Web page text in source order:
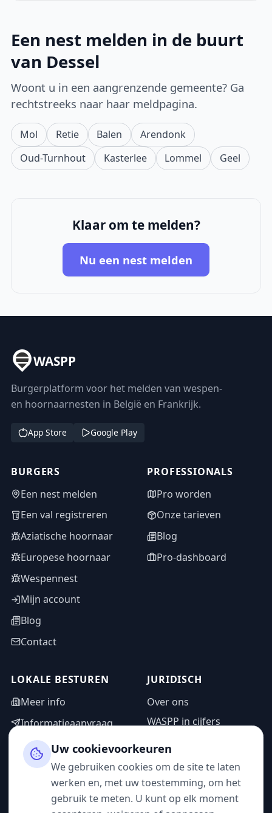
Een nest melden in de buurt
van Dessel
Woont u in een aangrenzende gemeente? Ga
rechtstreeks naar haar meldpagina.
Mol Retie Balen
Arendonk
Oud-Turnhout
Kasterlee Lommel Geel
Klaar om te melden?
Nu een nest melden
WASPP
Burgerplatform voor het melden van wespen-
en hoornaarnesten in België en Frankrijk.
App Store Google Play
BURGERS
Een nest melden
Een val registreren
Aziatische hoornaar
Europese hoornaar
Wespennest
Mijn account
Blog
Contact
PROFESSIONALS
Pro worden
Onze tarieven
Blog
Pro-dashboard
LOKALE BESTUREN
Meer info
Informatieaanvraag
Adminzone
JURIDISCH
Over ons
WASPP in cijfers
Privacybeleid
Gebruiksvoorwaarden
Uw cookievoorkeuren
We gebruiken cookies om de site te laten
werken en, met uw toestemming, om het
gebruik te meten. U kunt op elk moment